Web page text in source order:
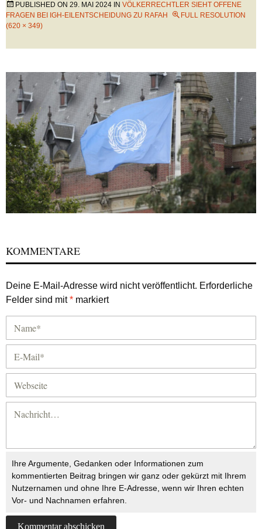
PUBLISHED ON 29. MAI 2024 IN VÖLKERRECHTLER SIEHT OFFENE
FRAGEN BEI IGH-EILENTSCHEIDUNG ZU RAFAH
FULL RESOLUTION
(620 × 349)
KOMMENTARE
Deine E-Mail-Adresse wird nicht veröffentlicht. Erforderliche
Felder sind mit* markiert
Ihre Argumente, Gedanken oder Informationen zum
kommentierten Beitrag bringen wir ganz oder gekürzt mit Ihrem
Nutzernamen und ohne Ihre E-Adresse, wenn wir Ihren echten
Vor- und Nachnamen erfahren.